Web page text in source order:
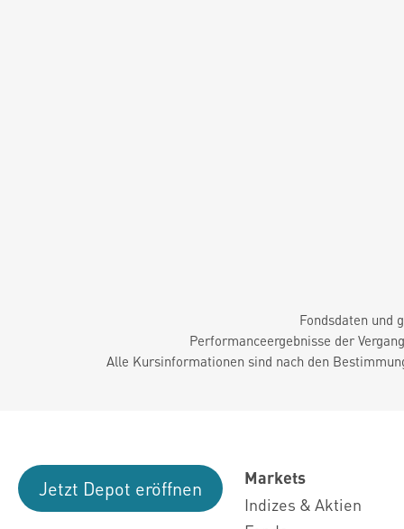
Fondsdaten und
Performanceergebnisse der
Alle Kursinformationen sind nach den
Jetzt Depot eröffnen
Markets
Indizes & Aktien